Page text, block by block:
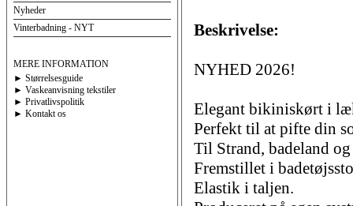
Nyheder
Vinterbadning - NYT
MERE INFORMATION
► Størrelsesguide
► Vaskeanvisning tekstiler
► Privatlivspolitik
► Kontakt os
Beskrivelse:
NYHED 2026!
Elegant bikiniskørt i
Perfekt til at pifte din
Til Strand, badeland
Fremstillet i
Elastik i taljen.